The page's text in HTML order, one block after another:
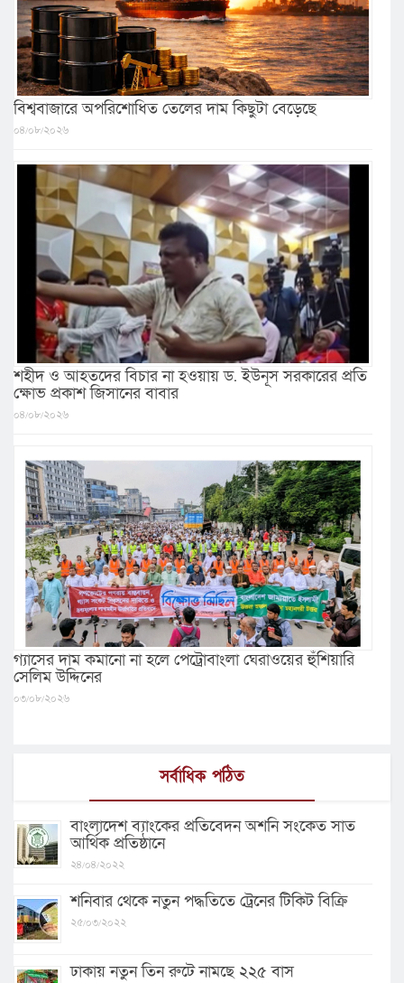
বিশ্ববাজারে অপরিশোধিত তেলের দাম কিছুটা বেড়েছে
০৪/০৮/২০২৬
শহীদ ও আহতদের বিচার না হওয়ায় ড. ইউনূস সরকারের প্রতি
ক্ষোভ প্রকাশ জিসানের বাবার
০৪/০৮/২০২৬
গ্যাসের দাম কমানো না হলে পেট্রোবাংলা ঘেরাওয়ের হুঁশিয়ারি
সেলিম উদ্দিনের
০৩/০৮/২০২৬
সর্বাধিক পঠিত
বাংলাদেশ ব্যাংকের প্রতিবেদন অশনি সংকেত সাত
আর্থিক প্রতিষ্ঠানে
২৪/০৪/২০২২
শনিবার থেকে নতুন পদ্ধতিতে ট্রেনের টিকিট বিক্রি
২৫/০৩/২০২২
ঢাকায় নতুন তিন রুটে নামছে ২২৫ বাস